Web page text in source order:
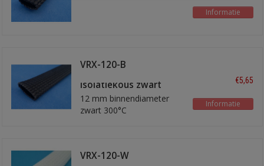
Informatie
VRX-120-B
isolatiekous zwart
12 mm binnendiameter
zwart 300°C
€5,65
Informatie
VRX-120-W